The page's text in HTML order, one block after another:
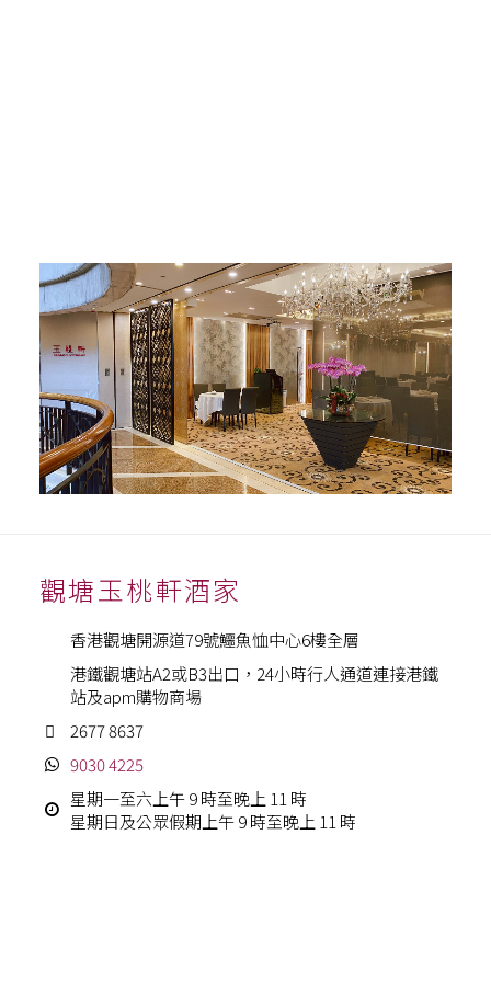
觀塘玉桃軒酒家
香港觀塘開源道79號鱷魚恤中心6樓全層
港鐵觀塘站A2或B3出口，24小時行人通道連接港鐵
站及apm購物商場
2677 8637
9030 4225
星期一至六上午 9 時至晚上 11 時
星期日及公眾假期上午 9 時至晚上 11 時